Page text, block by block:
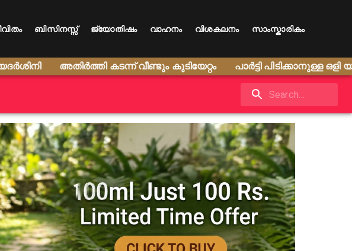
ബിസിനസ്സ് ജ്യോതിഷം വാഹനം വിശകലനം സാംസ്കാരികം
അതിർത്തി കടന്ന് വീണ്ടും കുടിയേറ്റം പാർട്ടി പിടിക്കാനുള്ള ഒളി